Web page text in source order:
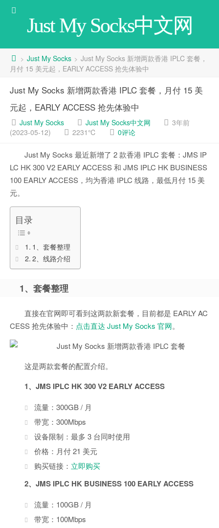
Just My Socks中文网
> Just My Socks > Just My Socks 新增两款香港 IPLC 套餐，
月付 15 美元起，EARLY ACCESS 抢先体验中
Just My Socks 新增两款香港 IPLC 套餐，月付 15 美
元起，EARLY ACCESS 抢先体验中
Just My Socks Just My Socks中文网
3年前
(2023-05-12)
2231℃ 0评论
Just My Socks 最近新增了 2 款香港 IPLC 套餐：JMS IP
LC HK 300 V2 EARLY ACCESS 和 JMS IPLC HK BUSINESS
100 EARLY ACCESS，均为香港 IPLC 线路，最低月付 15 美
元。
目录
1、套餐整理
2、线路介绍
1、套餐整理
直接在官网即可看到这两款新套餐，目前都是 EARLY AC
CESS 抢先体验中： 点击直达 Just My Socks 官网。
这是两款套餐的配置介绍。
1、JMS IPLC HK 300 V2 EARLY ACCESS
流量：300GB / 月
带宽：300Mbps
设备限制：最多 3 台同时使用
价格：月付 21 美元
购买链接： 立即购买
2、JMS IPLC HK BUSINESS 100 EARLY ACCESS
流量：100GB / 月
带宽：100Mbps